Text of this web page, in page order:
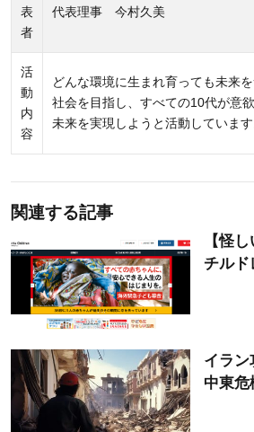
表
者
代表理事 今村久美
活
動
内
容
どんな環境に生まれ育っても未来
社会を目指し、すべての10代が意
未来を実現しようと活動しています
関連する記事
【怪
チルド
イラン
中東危